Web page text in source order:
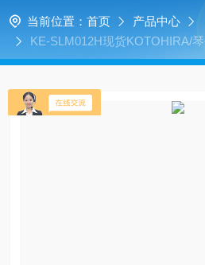
当前位置： 首页 产品中心
KE-SLM012H现货KOTOHIRA/
毒柜